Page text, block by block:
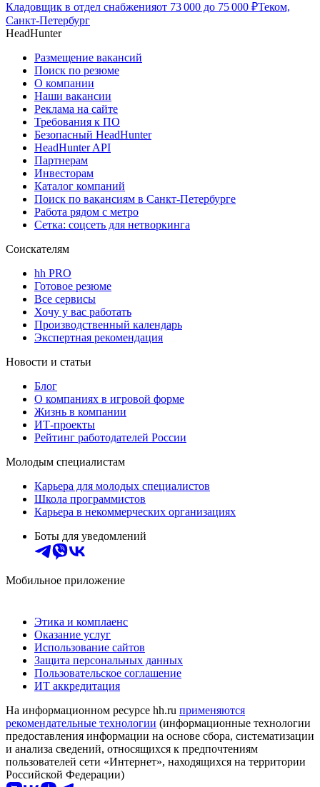
Кладовщик в отдел снабженияот 73 000 до 75 000 ₽Теком,
Санкт-Петербург
HeadHunter
Размещение вакансий
Поиск по резюме
О компании
Наши вакансии
Реклама на сайте
Требования к ПО
Безопасный HeadHunter
HeadHunter API
Партнерам
Инвесторам
Каталог компаний
Поиск по вакансиям в Санкт-Петербурге
Работа рядом с метро
Сетка: соцсеть для нетворкинга
Соискателям
hh PRO
Готовое резюме
Все сервисы
Хочу у вас работать
Производственный календарь
Экспертная рекомендация
Новости и статьи
Блог
О компаниях в игровой форме
Жизнь в компании
ИТ-проекты
Рейтинг работодателей России
Молодым специалистам
Карьера для молодых специалистов
Школа программистов
Карьера в некоммерческих организациях
Боты для уведомлений
Мобильное приложение
Этика и комплаенс
Оказание услуг
Использование сайтов
Защита персональных данных
Пользовательское соглашение
ИТ аккредитация
На информационном ресурсе hh.ru применяются
рекомендательные технологии (информационные технологии
предоставления информации на основе сбора, систематизации
и анализа сведений, относящихся к предпочтениям
пользователей сети «Интернет», находящихся на территории
Российской Федерации)